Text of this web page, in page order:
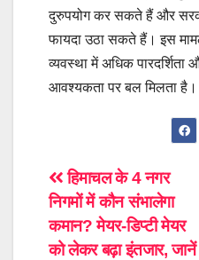
दुरुपयोग कर सकते हैं और
फायदा उठा सकते हैं। इस
व्यवस्था में अधिक पारदर्शिता
आवश्यकता पर बल मिलता है।
Post
navigation
हिमाचल के 4 नगर
निगमों में कौन संभालेगा
कमान? मेयर-डिप्टी मेयर
को लेकर बढ़ा इंतजार, जानें